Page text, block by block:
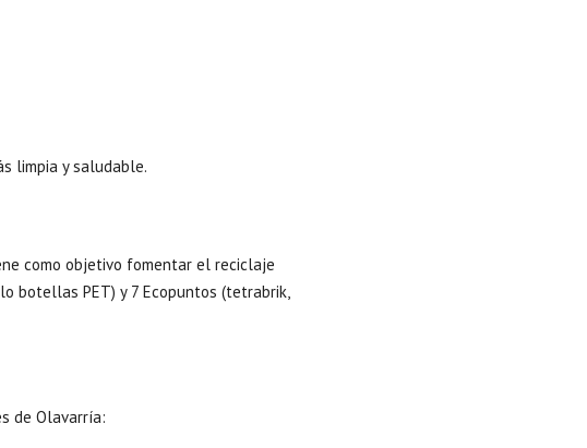
limpia y saludable.
como objetivo fomentar el reciclaje
botellas PET) y 7 Ecopuntos (tetrabrik,
de Olavarría: